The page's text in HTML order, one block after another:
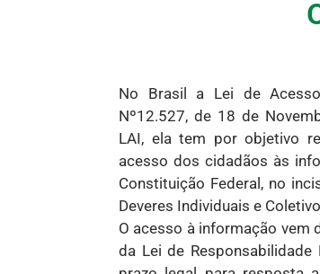
No Brasil a Lei de
Nº12.527, de 18 de
LAI, ela tem por objetivo
acesso dos cidadãos às
Constituição Federal, no
Deveres Individuais e
O acesso à informação vem
da Lei de Responsabilidade